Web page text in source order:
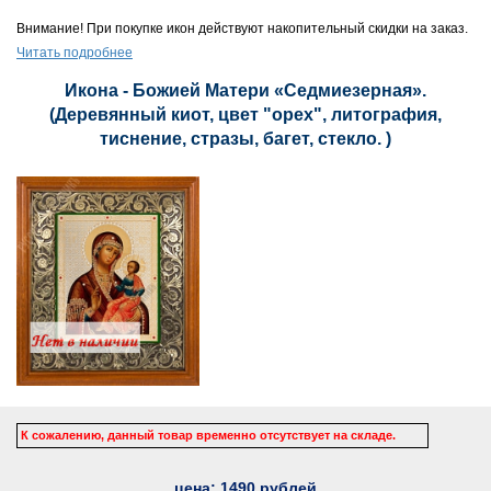
Внимание! При покупке икон действуют накопительный скидки на заказ.
Читать подробнее
Икона - Божией Матери «Седмиезерная».
(Деревянный киот, цвет "орех", литография,
тиснение, стразы, багет, стекло. )
К сожалению, данный товар временно отсутствует на складе.
цена: 1490 рублей